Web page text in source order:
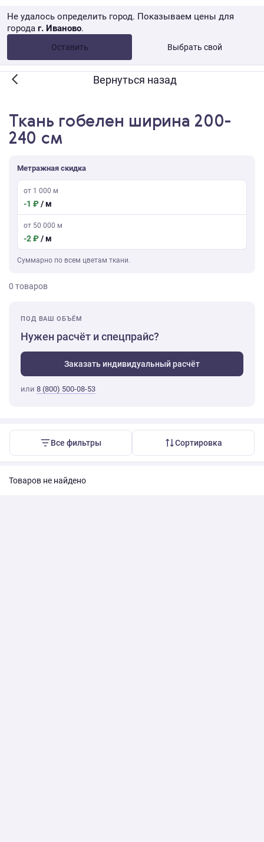
Не удалось определить город. Показываем цены для
города г. Иваново.
Оставить Выбрать свой
от 10 000 ₽ Розница → WB
Вернуться назад
Ткань гобелен ширина 200-
240 см
Метражная скидка
от 1 000 м
-1 ₽/ м
от 50 000 м
-2 ₽/ м
Суммарно по всем цветам ткани.
0 товаров
ПОД ВАШ ОБЪЁМ
Нужен расчёт и спецпрайс?
Заказать индивидуальный расчёт
или 8 (800) 500-08-53
Все фильтры Сортировка
Товаров не найдено